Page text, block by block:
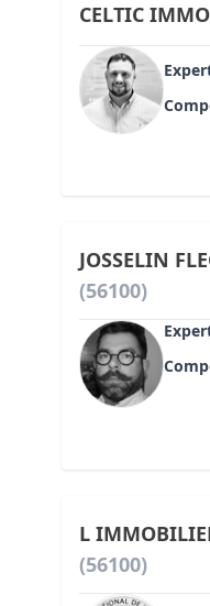
CELTIC
JOSSELIN
(56100)
L
(56100)